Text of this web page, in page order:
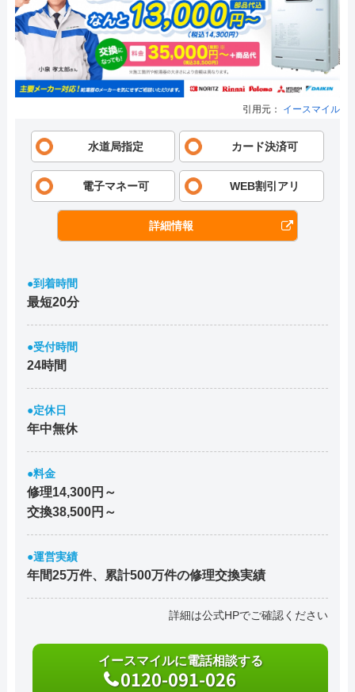
引用元： イースマイル
水道局指定 カード決済可
電子マネー可 WEB割引アリ
詳細情報
●到着時間
最短20分
●受付時間
24時間
●定休日
年中無休
●料金
修理14,300円～
交換38,500円～
●運営実績
年間25万件、累計500万件の修理交換実績
詳細は公式HPでご確認ください
イースマイルに電話相談する
0120-091-026